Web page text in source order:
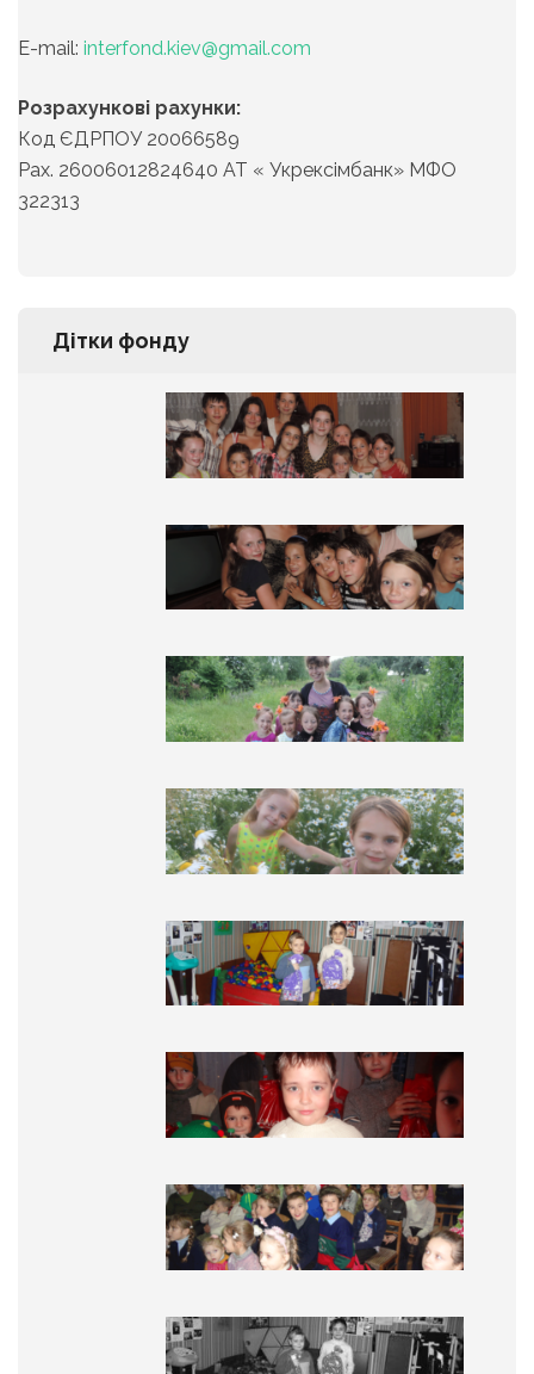
Е-mail: interfond.kiev@gmail.com
Розрахункові рахунки:
Код ЄДРПОУ 20066589
Рах. 26006012824640 АТ « Укрексімбанк» МФО
322313
Дітки фонду